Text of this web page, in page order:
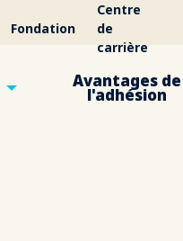
Fondation
Centre
de
carrière
Avantages de
l'adhésion